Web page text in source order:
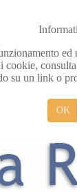
cookie,
su un link o
OK